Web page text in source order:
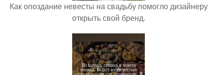
Как опоздание невесты на свадьбу помогло дизайнеру
открыть свой бренд.